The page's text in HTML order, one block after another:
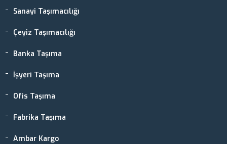
Sanayi Taşımacılığı
Çeyiz Taşımacılığı
Banka Taşıma
İşyeri Taşıma
Ofis Taşıma
Fabrika Taşıma
Ambar Kargo